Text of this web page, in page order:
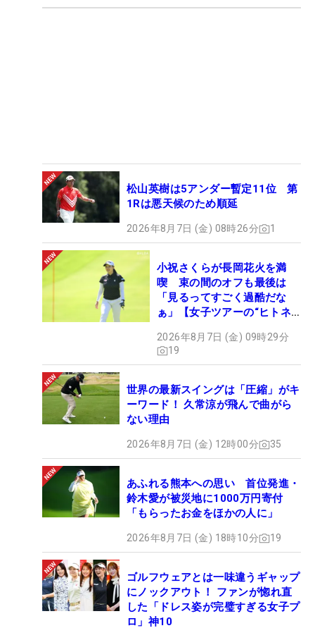
松山英樹は5アンダー暫定11位 第
1Rは悪天候のため順延
2026年8月7日 (金) 08時26分 1
小祝さくらが長岡花火を満
喫 束の間のオフも最後は
「見るってすごく過酷だな
ぁ」【女子ツアーの“ヒトネ
2026年8月7日 (金) 09時29分
19
世界の最新スイングは「圧縮」がキ
ーワード！ 久常涼が飛んで曲がら
ない理由
2026年8月7日 (金) 12時00分 35
あふれる熊本への思い 首位発進・
鈴木愛が被災地に1000万円寄付
「もらったお金をほかの人に」
2026年8月7日 (金) 18時10分 19
ゴルフウェアとは一味違うギャップ
にノックアウト！ ファンが惚れ直
した「ドレス姿が完璧すぎる女子プ
ロ」神10